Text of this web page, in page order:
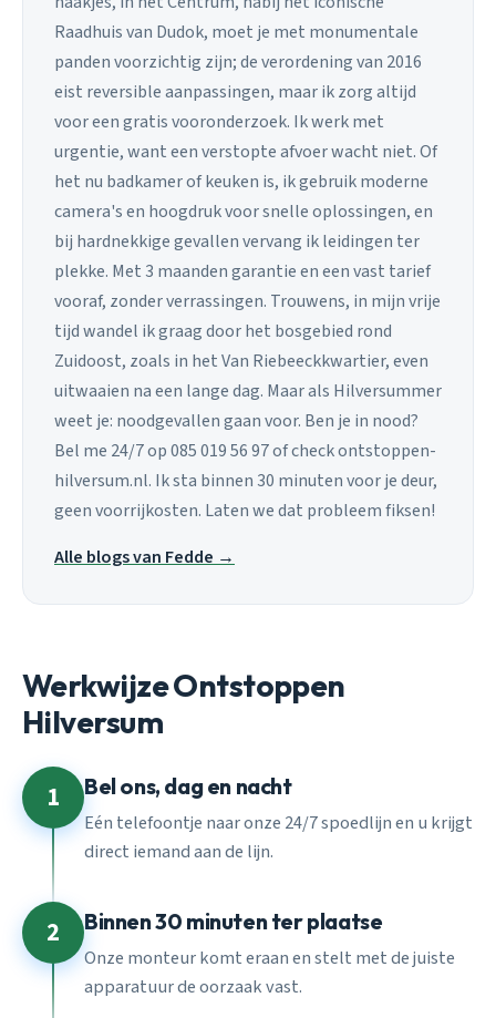
Raadhuis van Dudok, moet je met monumentale
panden voorzichtig zijn; de verordening van 2016
eist reversible aanpassingen, maar ik zorg altijd
voor een gratis vooronderzoek. Ik werk met
urgentie, want een verstopte afvoer wacht niet. Of
het nu badkamer of keuken is, ik gebruik moderne
camera's en hoogdruk voor snelle oplossingen, en
bij hardnekkige gevallen vervang ik leidingen ter
plekke. Met 3 maanden garantie en een vast tarief
vooraf, zonder verrassingen. Trouwens, in mijn vrije
tijd wandel ik graag door het bosgebied rond
Zuidoost, zoals in het Van Riebeeckkwartier, even
uitwaaien na een lange dag. Maar als Hilversummer
weet je: noodgevallen gaan voor. Ben je in nood?
Bel me 24/7 op 085 019 56 97 of check ontstoppen-
hilversum.nl. Ik sta binnen 30 minuten voor je deur,
geen voorrijkosten. Laten we dat probleem fiksen!
Alle blogs van Fedde →
Werkwijze Ontstoppen
Hilversum
1 Bel ons, dag en nacht
Eén telefoontje naar onze 24/7 spoedlijn en u krijgt
direct iemand aan de lijn.
2 Binnen 30 minuten ter plaatse
Onze monteur komt eraan en stelt met de juiste
apparatuur de oorzaak vast.